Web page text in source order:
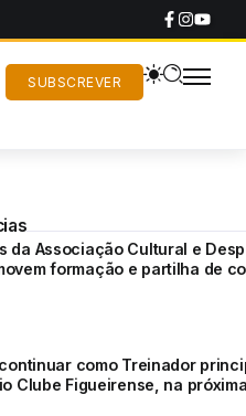
SUBSCREVER
da Associação Cultural e
formação e partilha de
como Treinador
Clube Figueirense, na